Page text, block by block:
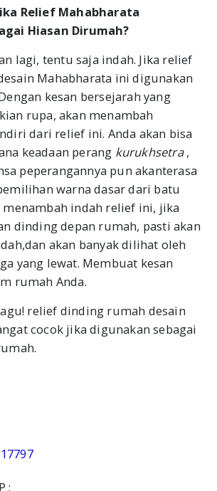
Relief Mahabharata
Hiasan Dirumah?
lagi, tentu saja indah. Jika relief
Mahabharata ini digunakan
kesan bersejarah yang
rupa, akan menambah
dari relief ini. Anda akan bisa
keadaan perang kurukhsetra,
peperangannya pun akanterasa
warna dasar dari batu
menambah indah relief ini, jika
dinding depan rumah, pasti akan
akan banyak dilihat oleh
yang lewat. Membuat kesan
rumah Anda.
relief dinding rumah desain
cocok jika digunakan sebagai
: